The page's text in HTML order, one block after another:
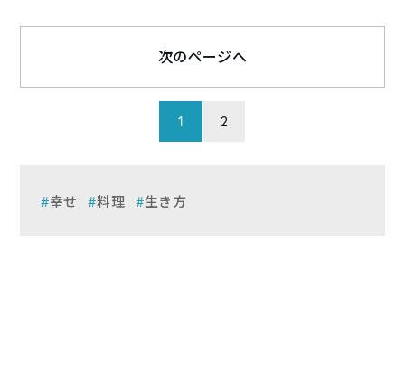
1 2
次のページへ
幸せ 料理 生き方